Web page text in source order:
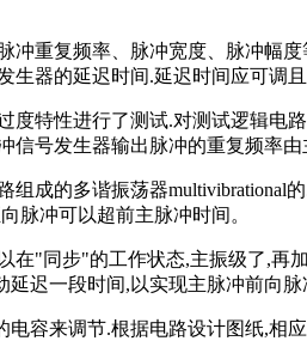
冲重复频率、脉冲宽度、脉冲幅
生器的延迟时间.延迟时间应可调
度特性进行了测试.对测试逻辑电
信号发生器输出脉冲的重复频率
组成的多谐振荡器
脉冲可以超前主脉冲时间。
在"同步"的工作状态,主振级了,再
迟一段时间,以实现主脉冲前向
容来调节.根据电路设计图纸,相